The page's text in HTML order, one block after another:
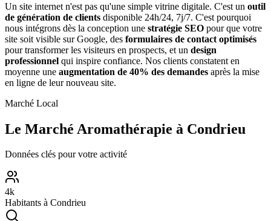
Un site internet n'est pas qu'une simple vitrine digitale. C'est un outil
de génération de clients disponible 24h/24, 7j/7. C'est pourquoi
nous intégrons dès la conception une stratégie SEO pour que votre
site soit visible sur Google, des formulaires de contact optimisés
pour transformer les visiteurs en prospects, et un design
professionnel qui inspire confiance. Nos clients constatent en
moyenne une augmentation de 40% des demandes après la mise
en ligne de leur nouveau site.
Marché Local
Le Marché Aromathérapie à Condrieu
Données clés pour votre activité
4k
Habitants à Condrieu